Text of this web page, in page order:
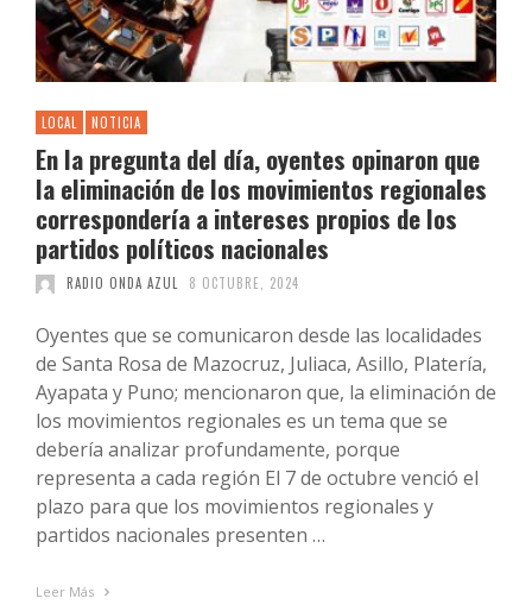
LOCAL NOTICIA
En la pregunta del día, oyentes opinaron que
la eliminación de los movimientos regionales
correspondería a intereses propios de los
partidos políticos nacionales
RADIO ONDA AZUL 8 OCTUBRE, 2024
Oyentes que se comunicaron desde las localidades
de Santa Rosa de Mazocruz, Juliaca, Asillo, Platería,
Ayapata y Puno; mencionaron que, la eliminación de
los movimientos regionales es un tema que se
debería analizar profundamente, porque
representa a cada región El 7 de octubre venció el
plazo para que los movimientos regionales y
partidos nacionales presenten …
Leer Más